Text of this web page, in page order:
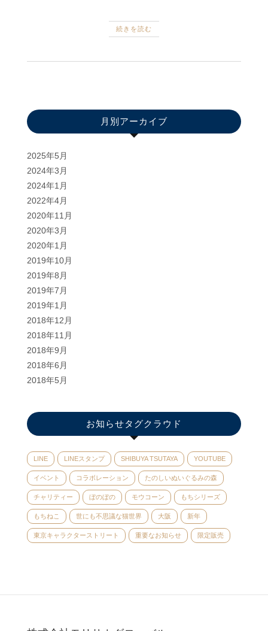
続きを読む
月別アーカイブ
2025年5月
2024年3月
2024年1月
2022年4月
2020年11月
2020年3月
2020年1月
2019年10月
2019年8月
2019年7月
2019年1月
2018年12月
2018年11月
2018年9月
2018年6月
2018年5月
お知らせタグクラウド
LINE LINEスタンプ SHIBUYA TSUTAYA YOUTUBE
イベント コラボレーション たのしいぬいぐるみの森
チャリティー ぼのぼの モウコーン もちシリーズ
もちねこ 世にも不思議な猫世界 大阪 新年
東京キャラクターストリート 重要なお知らせ 限定販売